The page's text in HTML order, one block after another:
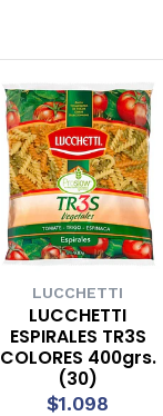
LUCCHETTI
LUCCHETTI
ESPIRALES TR3S
COLORES 400grs.
(30)
$1.098